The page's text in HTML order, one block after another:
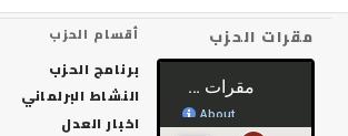
الحزب أقسام الحزب
برنامج الحزب
النشاط البرلماني
اخبار العدل